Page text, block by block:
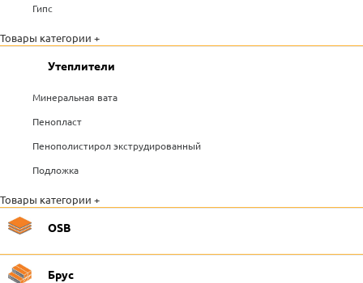
Гипс
Товары категории +
Утеплители
Минеральная вата
Пенопласт
Пенополистирол экструдированный
Подложка
Товары категории +
OSB
Брус